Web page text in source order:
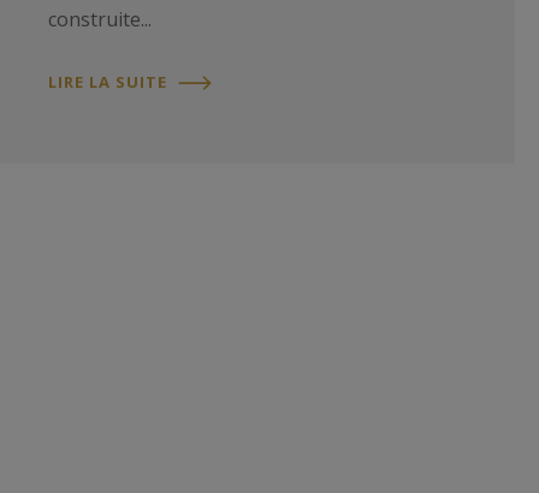
construite...
LIRE LA SUITE